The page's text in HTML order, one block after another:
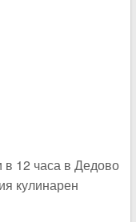
в 12 часа в Дедово
кулинарен